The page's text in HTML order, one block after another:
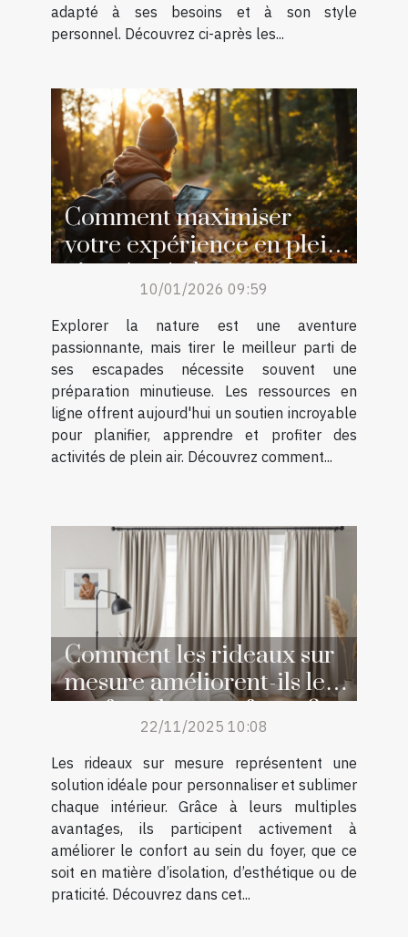
adapté à ses besoins et à son style
personnel. Découvrez ci-après les...
Comment maximiser
votre expérience en plein
air grâce à des ressources
en ligne ?10/01/2026 09:59
Explorer la nature est une aventure
passionnante, mais tirer le meilleur parti de
ses escapades nécessite souvent une
préparation minutieuse. Les ressources en
ligne offrent aujourd'hui un soutien incroyable
pour planifier, apprendre et profiter des
activités de plein air. Découvrez comment...
Comment les rideaux sur
mesure améliorent-ils le
confort de votre foyer ?
22/11/2025 10:08
Les rideaux sur mesure représentent une
solution idéale pour personnaliser et sublimer
chaque intérieur. Grâce à leurs multiples
avantages, ils participent activement à
améliorer le confort au sein du foyer, que ce
soit en matière d’isolation, d’esthétique ou de
praticité. Découvrez dans cet...